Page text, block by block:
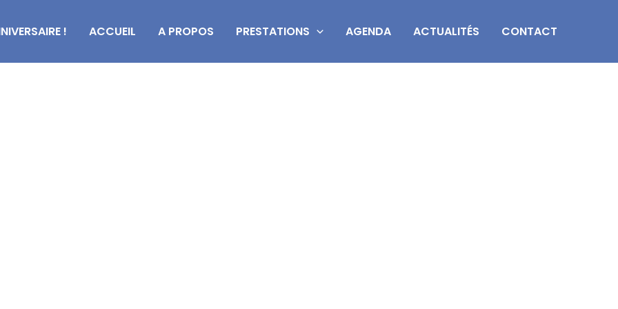
! ACCUEIL A PROPOS PRESTATIONS AGENDA ACTUALITÉS CONTACT